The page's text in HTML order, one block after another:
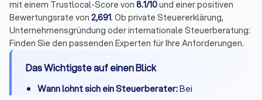
mit einem Trustlocal-Score von 8.1/10und einer positiven
Bewertungsrate von 2,691. Ob private Steuererklärung,
Unternehmensgründung oder internationale Steuerberatung:
Finden Sie den passenden Experten für Ihre Anforderungen.
Das Wichtigste auf einen Blick
Wann lohnt sich ein Steuerberater:Bei